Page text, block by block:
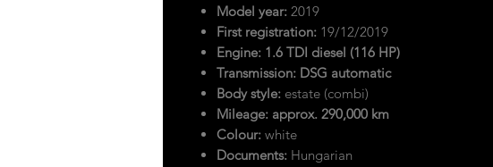
Model year: 2019
First registration: 19/12/2019
Engine: 1.6 TDI diesel (116 HP)
Transmission: DSG automatic
Body style: estate (combi)
Mileage: approx. 290,000 km
Colour: white
Documents: Hungarian